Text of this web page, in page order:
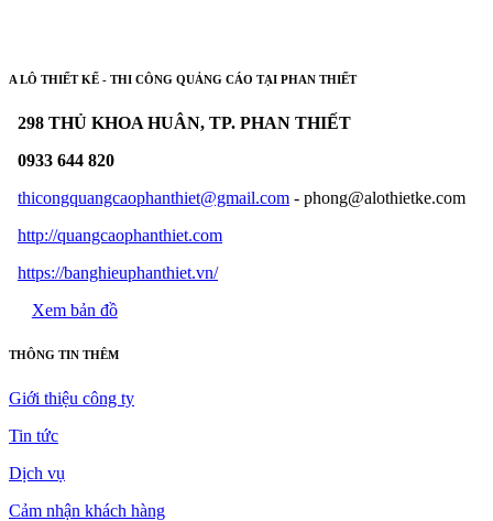
A LÔ THIẾT KẾ - THI CÔNG QUẢNG CÁO TẠI PHAN THIẾT
298 THỦ KHOA HUÂN, TP. PHAN THIẾT
0933 644 820
thicongquangcaophanthiet@gmail.com - phong@alothietke.com
http://quangcaophanthiet.com
https://banghieuphanthiet.vn/
Xem bản đồ
THÔNG TIN THÊM
Giới thiệu công ty
Tin tức
Dịch vụ
Cảm nhận khách hàng